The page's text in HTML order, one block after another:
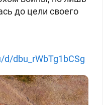
до цели своего
dbu_rWbTg1bCSg